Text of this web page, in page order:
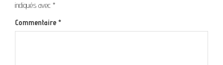
indiqués avec *
Commentaire *